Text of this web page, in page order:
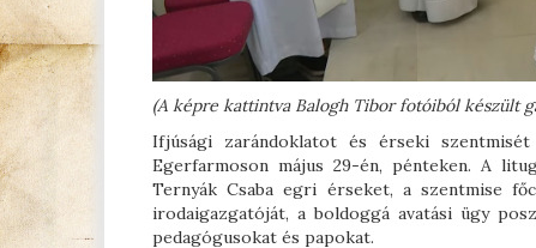
(A képre kattintva Balogh Tibor fotóiból készült
Ifjúsági zarándoklatot és érseki
Egerfarmoson május 29-én, pénteken. A
Ternyák Csaba egri érseket, a szentmise
irodaigazgatóját, a boldoggá avatási ügy
pedagógusokat és papokat.